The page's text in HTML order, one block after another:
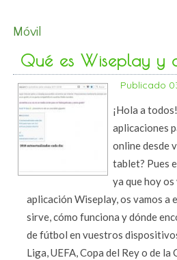
Móvil
Qué es Wiseplay y
Publicado
¡Hola a
aplicaciones
online desde
tablet? Pues
ya que hoy os
aplicación Wiseplay, os vamos a
sirve, cómo funciona y dónde
de fútbol en vuestros
Liga, UEFA, Copa del Rey o de la